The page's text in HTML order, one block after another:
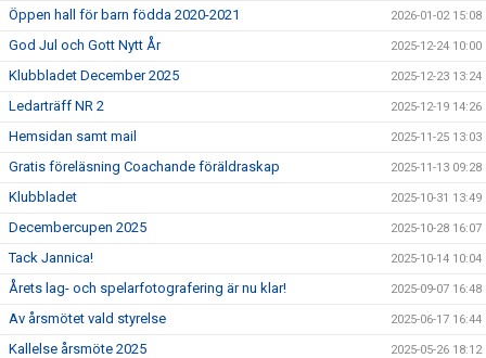
Öppen hall för barn födda 2020-2021 2026-01-02 15:08
God Jul och Gott Nytt År 2025-12-24 10:00
Klubbladet December 2025 2025-12-23 13:24
Ledarträff NR 2 2025-12-19 14:26
Hemsidan samt mail 2025-11-25 13:03
Gratis föreläsning Coachande föräldraskap 2025-11-13 09:28
Klubbladet 2025-10-31 13:49
Decembercupen 2025 2025-10-28 16:07
Tack Jannica! 2025-10-14 10:04
Årets lag- och spelarfotografering är nu klar! 2025-09-07 16:48
Av årsmötet vald styrelse 2025-06-17 16:44
Kallelse årsmöte 2025 2025-05-26 18:12